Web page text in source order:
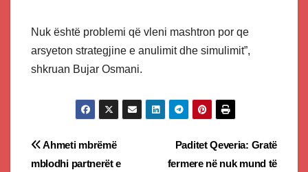
Nuk është problemi që vleni mashtron por qe
arsyeton strategjine e anulimit dhe simulimit”,
shkruan Bujar Osmani.
Post
Paditet Qeveria: Gratë
fermere në nuk mund të
Ahmeti mbrëmë
mblodhi partnerët e